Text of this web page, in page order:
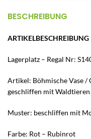
BESCHREIBUNG
ARTIKELBESCHREIBUNG
Lagerplatz – Regal Nr:
Artikel: Böhmische Vase /
geschliffen mit
Muster: beschliffen mit
Farbe: Rot – Rubinrot